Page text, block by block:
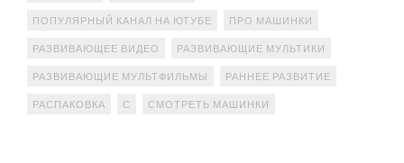
ПОПУЛЯРНЫЙ КАНАЛ НА ЮТУБЕ ПРО МАШИНКИ
РАЗВИВАЮЩЕЕ ВИДЕО РАЗВИВАЮЩИЕ МУЛЬТИКИ
РАЗВИВАЮЩИЕ МУЛЬТФИЛЬМЫ РАННЕЕ РАЗВИТИЕ
РАСПАКОВКА С СМОТРЕТЬ МАШИНКИ